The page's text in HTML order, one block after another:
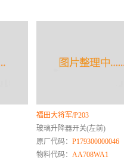
福田大将军/P203
玻璃升降器开关(左前)
原厂代码： P179300000046
物料代码： AA708WA1